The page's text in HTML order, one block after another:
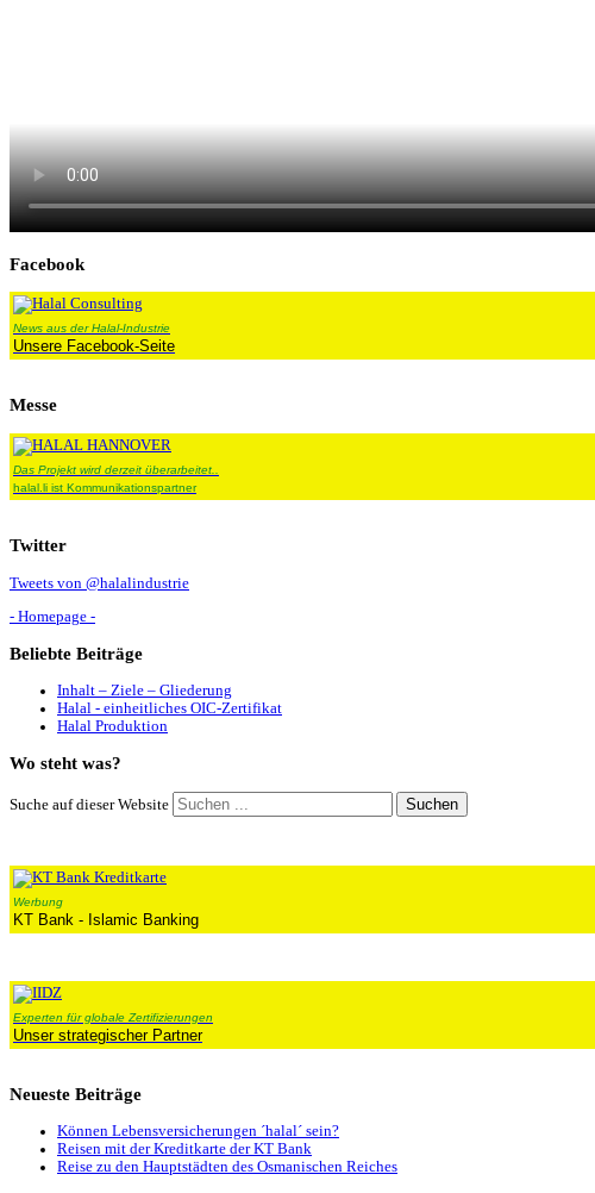
Facebook
News aus der Halal-Industrie
Unsere Facebook-Seite
Messe
Das Projekt wird derzeit überarbeitet..
halal.li ist Kommunikationspartner
Twitter
Tweets von @halalindustrie
- Homepage -
Beliebte Beiträge
Inhalt – Ziele – Gliederung
Halal - einheitliches OIC-Zertifikat
Halal Produktion
Wo steht was?
Suche auf dieser Website Suchen
Werbung
KT Bank - Islamic Banking
Experten für globale Zertifizierungen
Unser strategischer Partner
Neueste Beiträge
Können Lebensversicherungen ´halal´ sein?
Reisen mit der Kreditkarte der KT Bank
Reise zu den Hauptstädten des Osmanischen Reiches